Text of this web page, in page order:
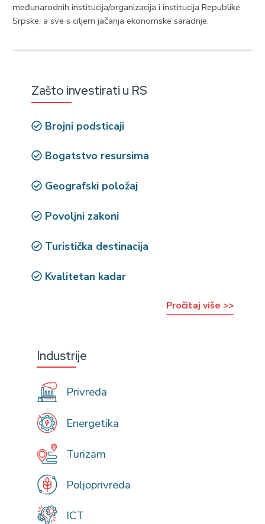
međunarodnih institucija/organizacija i institucija Republike
Srpske, a sve s ciljem jačanja ekonomske saradnje.
Zašto investirati u RS
Brojni podsticaji
Bogatstvo resursima
Geografski položaj
Povoljni zakoni
Turistička destinacija
Kvalitetan kadar
Pročitaj više >>
Industrije
Privreda
Energetika
Turizam
Poljoprivreda
ICT